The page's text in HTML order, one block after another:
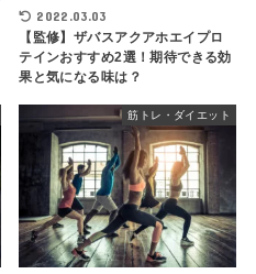
2022.03.03
【監修】ザバスアクアホエイプロ
テインおすすめ2選！期待できる効
果と気になる味は？
筋トレ・ダイエット